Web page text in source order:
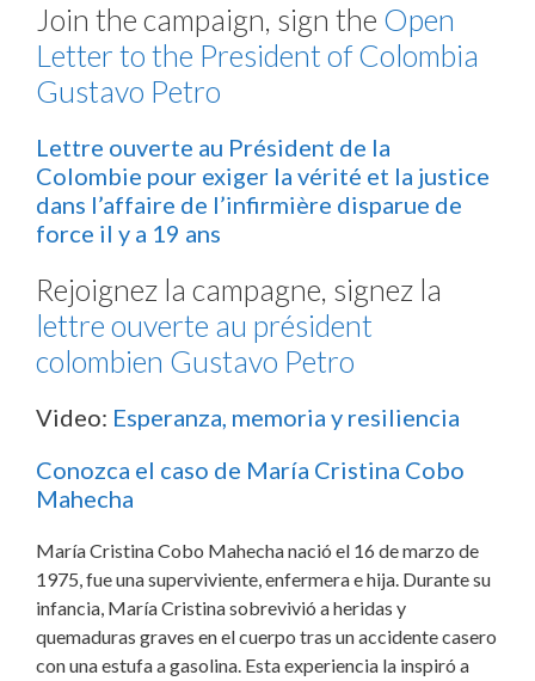
Join the campaign, sign the Open
Letter to the President of Colombia
Gustavo Petro
Lettre ouverte au Président de la
Colombie pour exiger la vérité et la justice
dans l’affaire de l’infirmière disparue de
force il y a 19 ans
Rejoignez la campagne, signez la
lettre ouverte au président
colombien Gustavo Petro
Video: Esperanza, memoria y resiliencia
Conozca el caso de María Cristina Cobo
Mahecha
María Cristina Cobo Mahecha nació el 16 de marzo de
1975, fue una superviviente, enfermera e hija. Durante su
infancia, María Cristina sobrevivió a heridas y
quemaduras graves en el cuerpo tras un accidente casero
con una estufa a gasolina. Esta experiencia la inspiró a